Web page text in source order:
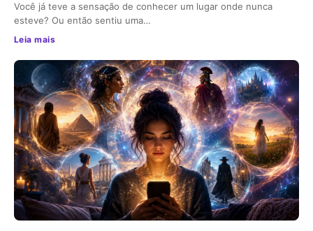
Você já teve a sensação de conhecer um lugar onde nunca
esteve? Ou então sentiu uma…
Leia mais